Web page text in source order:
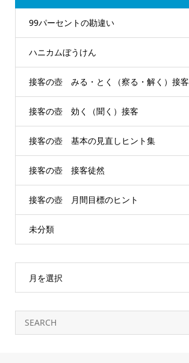
99パーセントの勘違い
ハニカムぼうけん
接客の壺 みる・とく（察る・解く）接客
接客の壺 効く（聞く）接客
接客の壺 基本の見直しヒント集
接客の壺 接客徒然
接客の壺 月間目標のヒント
未分類
月を選択